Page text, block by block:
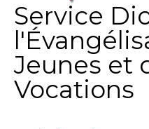
Service
Jeunes et
Vocations